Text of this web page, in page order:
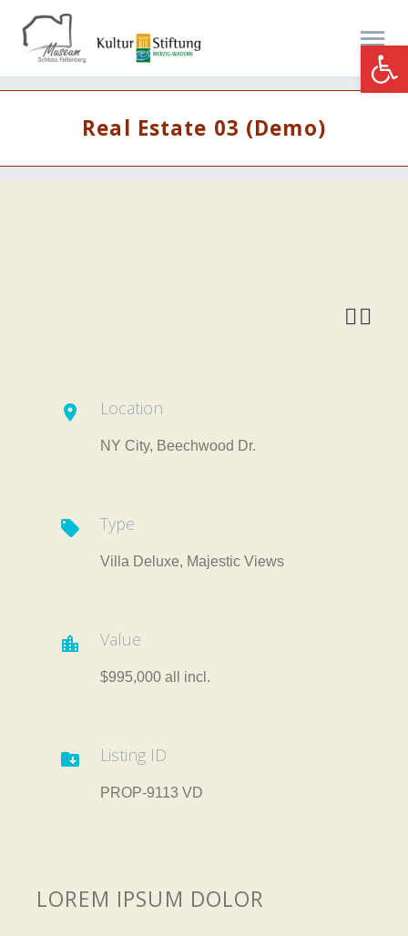
Real Estate 03 (Demo)

 Location
NY City, Beechwood Dr.
 Type
Villa Deluxe, Majestic Views
 Value
$995,000 all incl.
 Listing ID
PROP-9113 VD
LOREM IPSUM DOLOR